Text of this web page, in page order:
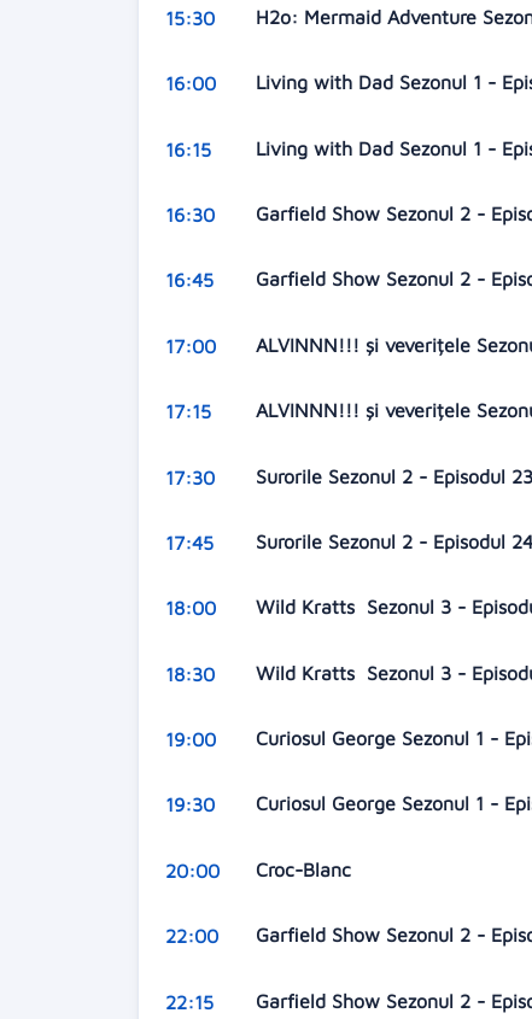
15:30 H2o: Mermaid Adventure
16:00 Living with Dad Sezonul 1 -
16:15 Living with Dad Sezonul 1 -
16:30 Garfield Show Sezonul 2 -
16:45 Garfield Show Sezonul 2 -
17:00 ALVINNN!!! și veverițele
17:15 ALVINNN!!! și veverițele
17:30 Surorile Sezonul 2 - Episodul 23
17:45 Surorile Sezonul 2 - Episodul
18:00 Wild Kratts Sezonul 3 -
18:30 Wild Kratts Sezonul 3 -
19:00 Curiosul George Sezonul 1 -
19:30 Curiosul George Sezonul 1 -
20:00 Croc-Blanc
22:00 Garfield Show Sezonul 2 -
22:15 Garfield Show Sezonul 2 -